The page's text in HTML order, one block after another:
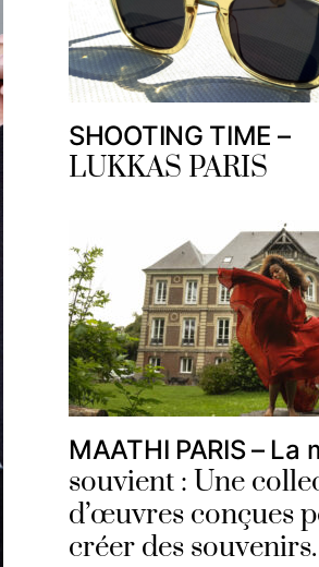
SHOOTING TIME –
LUKKAS PARIS
MAATHI PARIS – La
souvient : Une
d’œuvres conçues
créer des souvenirs.